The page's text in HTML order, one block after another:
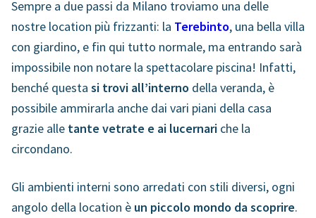
Sempre a due passi da Milano troviamo una delle
nostre location più frizzanti: la Terebinto, una bella villa
con giardino, e fin qui tutto normale, ma entrando sarà
impossibile non notare la spettacolare piscina! Infatti,
benché questa si trovi all’interno della veranda, è
possibile ammirarla anche dai vari piani della casa
grazie alle tante vetrate e ai lucernari che la
circondano.
Gli ambienti interni sono arredati con stili diversi, ogni
angolo della location è un piccolo mondo da scoprire.